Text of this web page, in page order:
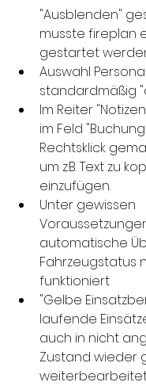
"Ausblenden"
musste fireplan
gestartet
Auswahl
standardmäßig
Im Reiter
im Feld
Rechtsklick
um z.B. Text zu
einzufügen.
Unter gewissen
automatische
Fahrzeugstatus
funktioniert
"Gelbe
laufende
auch in nicht
Zustand wieder